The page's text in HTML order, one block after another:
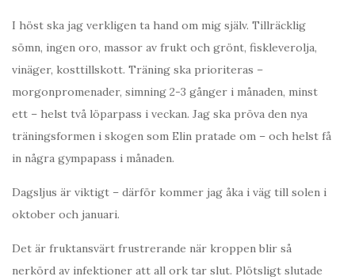
I höst ska jag verkligen ta hand om mig själv. Tillräcklig
sömn, ingen oro, massor av frukt och grönt, fiskleverolja,
vinäger, kosttillskott. Träning ska prioriteras –
morgonpromenader, simning 2-3 gånger i månaden, minst
ett – helst två löparpass i veckan. Jag ska pröva den nya
träningsformen i skogen som Elin pratade om – och helst få
in några gympapass i månaden.
Dagsljus är viktigt – därför kommer jag åka i väg till solen i
oktober och januari.
Det är fruktansvärt frustrerande när kroppen blir så
nerkörd av infektioner att all ork tar slut. Plötsligt slutade